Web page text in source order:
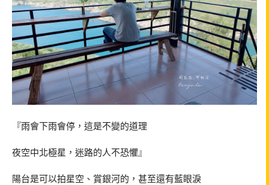
『雨會下雨會停，這是不變的道理
夜空中北極星，迷路的人不恐懼』
陽台是可以拍星空、賞銀河的，甚至還有藍眼淚